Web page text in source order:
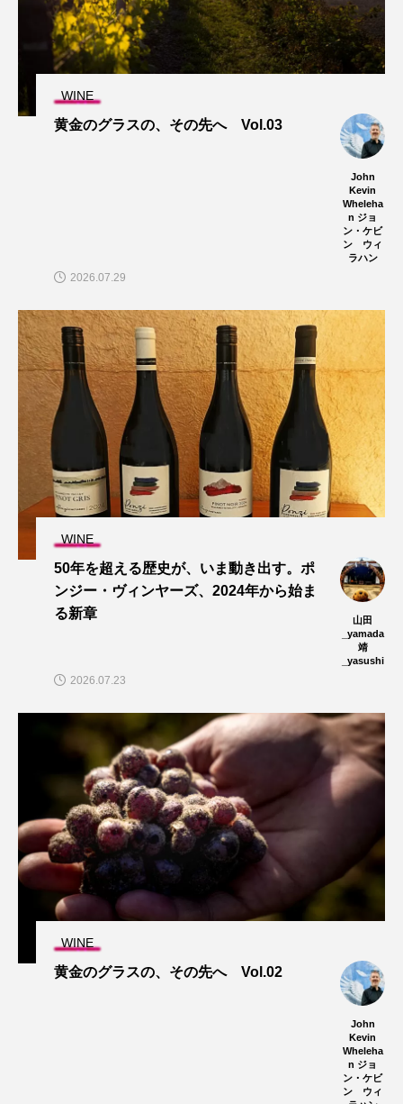
WINE
黄金のグラスの、その先へ Vol.03
John
Kevin
Wheleha
n ジョ
ン・ケビ
ン ウィ
ラハン
2026.07.29
WINE
50年を超える歴史が、いま動き出す。ポ
ンジー・ヴィンヤーズ、2024年から始ま
る新章
山田
_yamada
靖
_yasushi
2026.07.23
WINE
黄金のグラスの、その先へ Vol.02
John
Kevin
Wheleha
n ジョ
ン・ケビ
ン ウィ